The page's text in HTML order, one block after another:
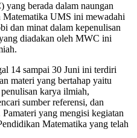
yang berada dalam naungan
UMS ini mewadahi
dan minat dalam kepenulisan
diadakan oleh MWC ini
14 sampai 30 Juni ini terdiri
materi yang bertahap yaitu
karya ilmiah,
sumber referensi, dan
yang mengisi kegiatan
Matematika yang telah